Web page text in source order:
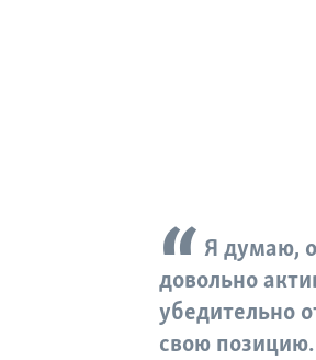
Я думаю,
довольно
убедительно
свою